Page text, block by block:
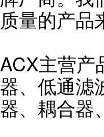
质量的产品
ACX主营产
器、低通滤
器、耦合器